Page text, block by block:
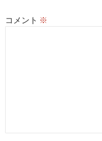
コメント ※